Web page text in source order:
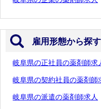
雇用形態から探す
岐阜県の正社員の薬剤師求
岐阜県の契約社員の薬剤師
岐阜県の派遣の薬剤師求人